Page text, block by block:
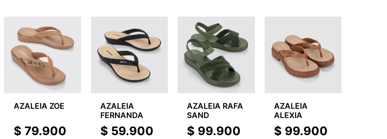
AZALEIA ZOE
$ 79.900
AZALEIA
FERNANDA
$ 59.900
AZALEIA RAFA
SAND
$ 99.900
AZALEIA
ALEXIA
$ 99.900